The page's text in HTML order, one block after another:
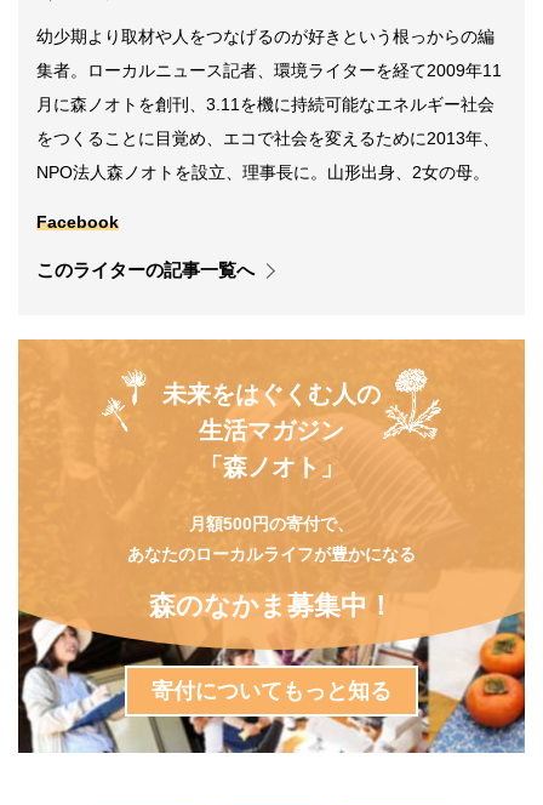
幼少期より取材や人をつなげるのが好きという根っからの編
集者。ローカルニュース記者、環境ライターを経て2009年11
月に森ノオトを創刊、3.11を機に持続可能なエネルギー社会
をつくることに目覚め、エコで社会を変えるために2013年、
NPO法人森ノオトを設立、理事長に。山形出身、2女の母。
Facebook
このライターの記事一覧へ
未来をはぐくむ人の
生活マガジン
「森ノオト」
月額500円の寄付で、
あなたのローカルライフが豊かになる
森のなかま募集中！
寄付についてもっと知る